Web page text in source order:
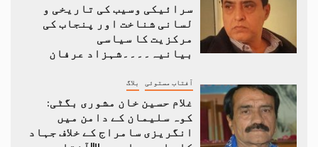
سرائیکی وسیب کی تاریخی و
لسانی شناخت اور پنجاب کی
مرکزیت کا سیاسی
بیانیہ۔۔۔۔شہزاد عرفان
آفتاب مستوئی بلاگ
غلام حسین خان مشوری بگٹی:
کوہ سلیمان کے دامن میں
انگریزی سامراج کے خلاف جہاد